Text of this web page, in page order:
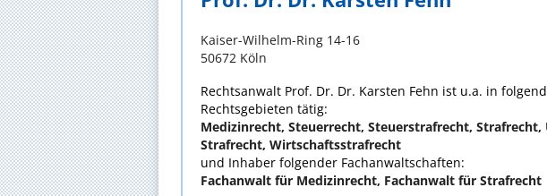
Kaiser-Wilhelm-Ring 14-16
50672 Köln
Rechtsanwalt Prof. Dr. Dr. Karsten Fehn ist u.a. in
Rechtsgebieten tätig:
Medizinrecht, Steuerrecht, Steuerstrafrecht, Strafrecht,
Strafrecht, Wirtschaftsstrafrecht
und Inhaber folgender Fachanwaltschaften:
Fachanwalt für Medizinrecht, Fachanwalt für Strafrecht